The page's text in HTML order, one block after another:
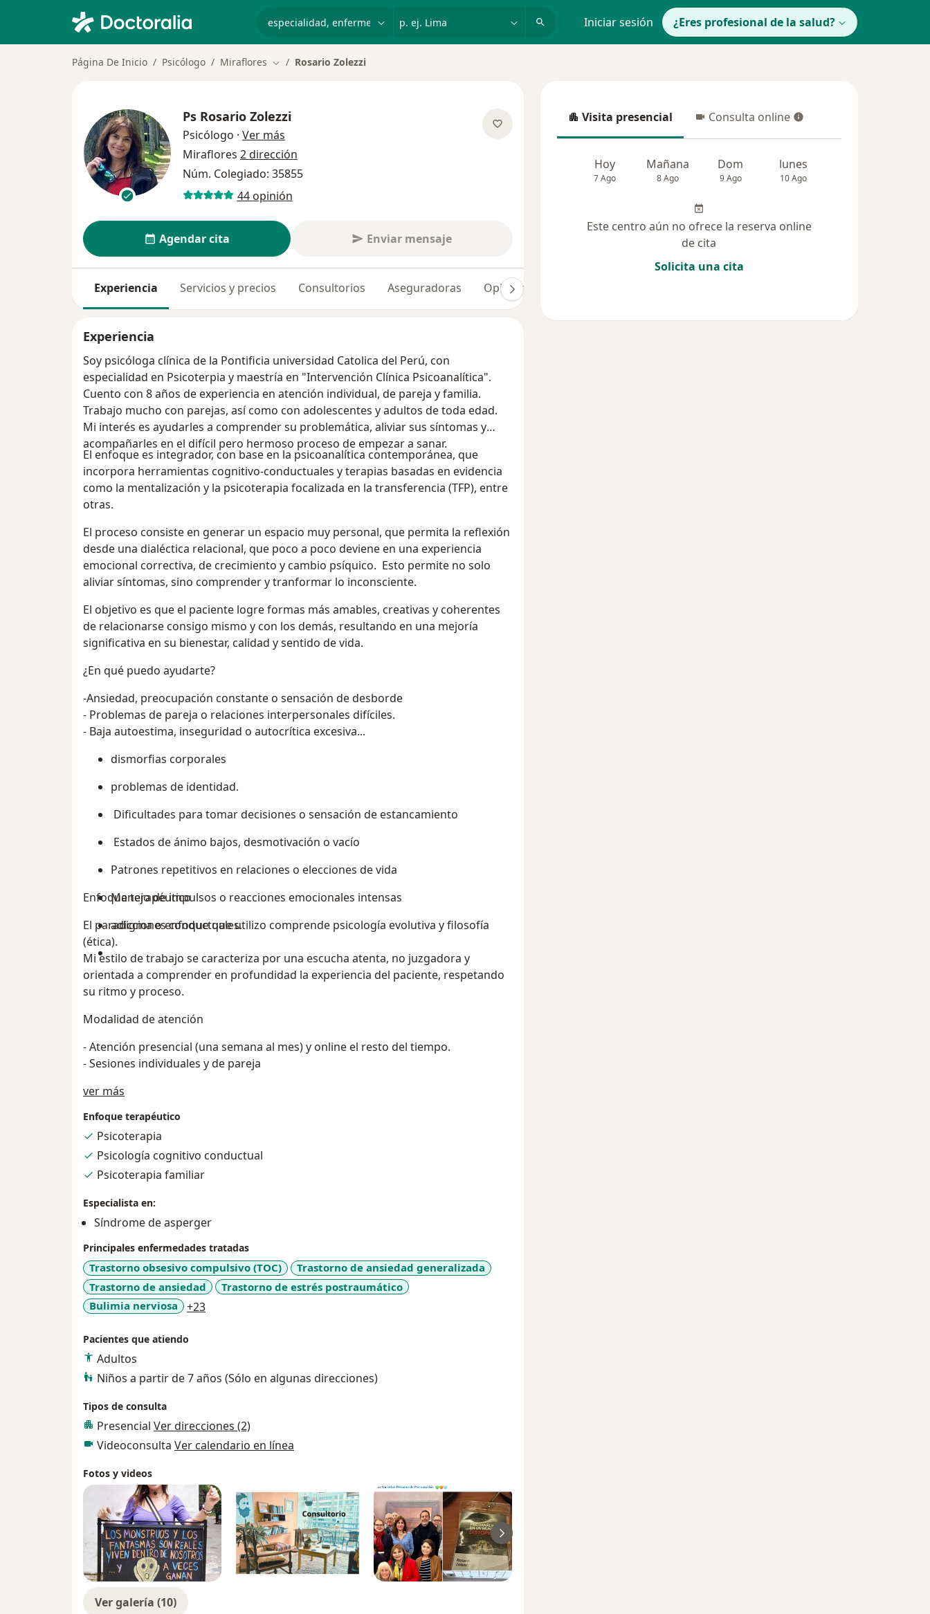
Iniciar sesión ¿Eres profesional de la salud?
Página De Inicio Psicólogo Miraflores Cambiar de ciudad
Rosario Zolezzi
Ps Rosario Zolezzi
Psicólogo · Ver más
Miraflores 2 dirección
Núm. Colegiado: 35855
44 opinión
Agendar cita Enviar mensaje
Experiencia Servicios y precios Consultorios Aseguradoras Opiniones (44)
Experiencia
Soy psicóloga clínica de la Pontificia universidad Catolica del Perú, con
especialidad en Psicoterpia y maestría en "Intervención Clínica Psicoanalítica".
Cuento con 8 años de experiencia en atención individual, de pareja y familia.
Trabajo mucho con parejas, así como con adolescentes y adultos de toda edad.
Mi interés es ayudarles a comprender su problemática, aliviar sus síntomas y
acompañarles en el difícil pero hermoso proceso de empezar a sanar.
El enfoque es integrador, con base en la psicoanalítica contemporánea, que
incorpora herramientas cognitivo-conductuales y terapias basadas en evidencia
como la mentalización y la psicoterapia focalizada en la transferencia (TFP), entre
otras.
El proceso consiste en generar un espacio muy personal, que permita la reflexión
desde una dialéctica relacional, que poco a poco deviene en una experiencia
emocional correctiva, de crecimiento y cambio psíquico. Esto permite no solo
aliviar síntomas, sino comprender y tranformar lo inconsciente.
El objetivo es que el paciente logre formas más amables, creativas y coherentes
de relacionarse consigo mismo y con los demás, resultando en una mejoría
significativa en su bienestar, calidad y sentido de vida.
¿En qué puedo ayudarte?
-Ansiedad, preocupación constante o sensación de desborde
- Problemas de pareja o relaciones interpersonales difíciles.
- Baja autoestima, inseguridad o autocrítica excesiva...
dismorfias corporales
problemas de identidad.
Dificultades para tomar decisiones o sensación de estancamiento
Estados de ánimo bajos, desmotivación o vacío
Patrones repetitivos en relaciones o elecciones de vida
Manejo de impulsos o reacciones emocionales intensas
adicciones conductuales.
Enfoque terapéutico
El paradigma o enfoque que utilizo comprende psicología evolutiva y filosofía
(ética).
Mi estilo de trabajo se caracteriza por una escucha atenta, no juzgadora y
orientada a comprender en profundidad la experiencia del paciente, respetando
su ritmo y proceso.
Modalidad de atención
- Atención presencial (una semana al mes) y online el resto del tiempo.
- Sesiones individuales y de pareja
ver más
Enfoque terapéutico
Psicoterapia
Psicología cognitivo conductual
Psicoterapia familiar
Especialista en:
Síndrome de asperger
Principales enfermedades tratadas
Trastorno obsesivo compulsivo (TOC)
Trastorno de ansiedad generalizada
Trastorno de ansiedad
Trastorno de estrés postraumático
Bulimia nerviosa
+23a11y_sr_more_diseases
Pacientes que atiendo
Adultos
Niños a partir de 7 años (Sólo en algunas direcciones)
Tipos de consulta
Presencial Ver direcciones (2)
Videoconsulta Ver calendario en línea
Fotos y videos
Ver galería (10)
Visita presencial
Visita presencial Consulta online
Consulta online
Hoy
7 Ago
Mañana
8 Ago
Dom
9 Ago
lunes
10 Ago
Este centro aún no ofrece la reserva online
de cita
Solicita una cita